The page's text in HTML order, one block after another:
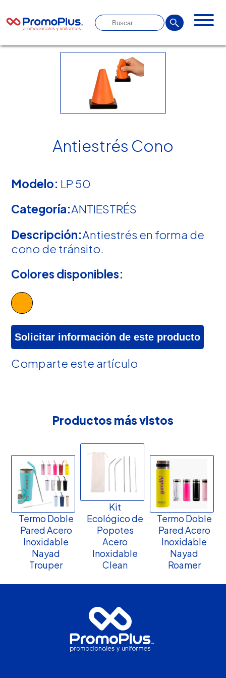
Antiestrés Cono
Modelo: LP 50
Categoría:ANTIESTRÉS
Descripción:Antiestrés en forma de
cono de tránsito.
Colores disponibles:
Solicitar información de este producto
Comparte este artículo
Productos más vistos
Termo Doble
Pared Acero
Inoxidable
Nayad
Trouper
Kit
Ecológico de
Popotes
Acero
Inoxidable
Clean
Termo Doble
Pared Acero
Inoxidable
Nayad
Roamer